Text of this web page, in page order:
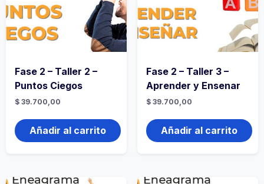
Fase 2 – Taller 2 –
Puntos Ciegos
$ 39.700,00
Añadir al carrito
Fase 2 – Taller 3 –
Aprender y Ensenar
$39.700,00
Añadir al carrito